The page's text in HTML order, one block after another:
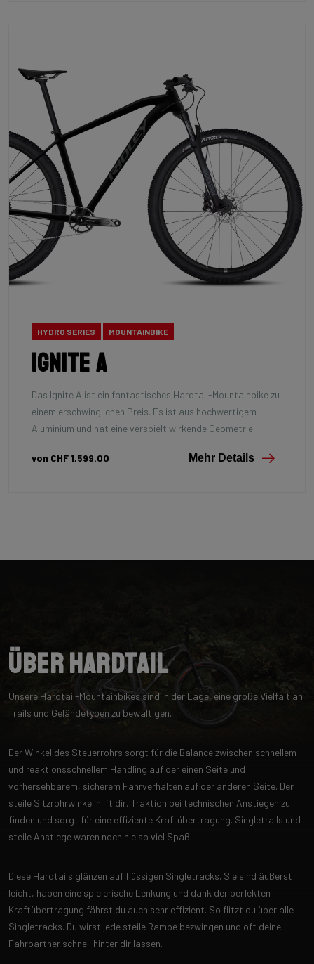
HYDRO SERIES MOUNTAINBIKE
Ignite A
Das Ignite A ist ein fantastisches Hardtail-Mountainbike zu
einem erschwinglichen Preis. Es ist aus hochwertigem
Aluminium und hat eine verspielt wirkende Geometrie.
von CHF 1,599.00 Mehr Details
Über Hardtail
Unsere Hardtail-Mountainbikes sind in der Lage, eine große Vielfalt an
Trails und Geländetypen zu bewältigen.
Der Winkel des Steuerrohrs sorgt für die Balance zwischen schnellem
und reaktionsschnellem Handling auf der einen Seite und
vorhersehbarem, sicherem Fahrverhalten auf der anderen Seite. Der
steile Sitzrohrwinkel hilft dir, Traktion bei technischen Anstiegen zu
finden und sorgt für eine effiziente Kraftübertragung. Singletrails und
steile Anstiege waren noch nie so viel Spaß!
Diese Hardtails glänzen auf flüssigen Singletracks. Sie sind äußerst
leicht, haben eine spielerische Lenkung und dank der perfekten
Kraftübertragung fährst du auch sehr effizient. So flitzt du über alle
Singletracks. Du wirst jede steile Rampe bezwingen und oft deine
Fahrpartner schnell hinter dir lassen.